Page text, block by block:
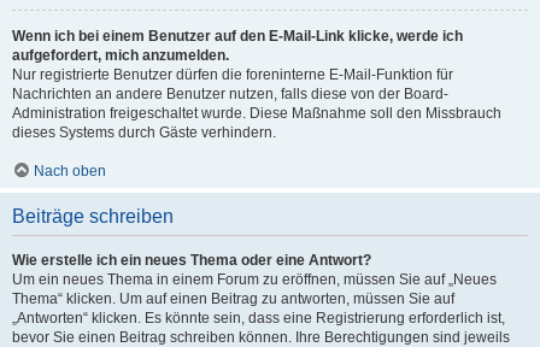
Wenn ich bei einem Benutzer auf den E-Mail-Link klicke, werde ich
aufgefordert, mich anzumelden.
Nur registrierte Benutzer dürfen die foreninterne E-Mail-Funktion für
Nachrichten an andere Benutzer nutzen, falls diese von der Board-
Administration freigeschaltet wurde. Diese Maßnahme soll den Missbrauch
dieses Systems durch Gäste verhindern.
Nach oben
Beiträge schreiben
Wie erstelle ich ein neues Thema oder eine Antwort?
Um ein neues Thema in einem Forum zu eröffnen, müssen Sie auf „Neues
Thema“ klicken. Um auf einen Beitrag zu antworten, müssen Sie auf
„Antworten“ klicken. Es könnte sein, dass eine Registrierung erforderlich ist,
bevor Sie einen Beitrag schreiben können. Ihre Berechtigungen sind jeweils